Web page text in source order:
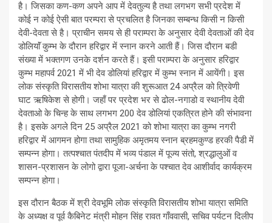
है। जिसका कण-कण अपने आप में देवतुल्य है तथा लगभग सभी प्रदेश में
कोई न कोई ऐसी बात परम्परा से प्रचलित है जिनका सम्बन्ध किसी न किसी
देवी-देवता से है। प्राचीन समय से ही पराम्परा के अनुसार देवी देवताओं की देव
डोलियाॅं कुम्भ के दौरान हरिद्वार में स्नान करने आती हैं। जिस दौरान बडी
संख्या में भक्तगण उनके दर्शन करते हैं। इसी पराम्परा के अनुसार हरिद्वार
कुम्भ महापर्व 2021 में भी देव डोलियां हरिद्वार में कुम्भ स्नान में आयेंगी। इस
लोक संस्कृति विरासतीय शोभा यात्रा की शुरूआत 24 अप्रैल को त्रिवेणी
घाट ऋषिकेश से होगी। जहाँ पर प्रदेश भर से ढोल-नगाडो व स्थानीय देवी
देवताओ के चिन्ह के साथ लगभग 200 देव डोलियां एकत्रित होने की संभावना
है। इसके अगले दिन 25 अप्रैल 2021 को शोभा यात्रा का कुम्भ नगरी
हरिद्वार में आगमन होगा तथा सामुहिक अमृतमय स्नान ब्रहमकुण्ड हरकी पैडी में
सम्पन्न होगा। तत्पश्चात पंतदीप में भव्य पंडाल में पूज्य संतो, श्रद्धालुओं व
शासन-प्रशासन के लोगो द्वारा पूजा-अर्चना के पश्चात देव आशीर्वाद कार्यक्रम
सम्पन्न होगा।
इस दौरान बैठक में श्री देवभूमि लोक संस्कृति विरासतीय शोभा यात्रा समिति
के अध्यक्ष व पूर्व कैबिनेट मंत्री मोहन सिंह रावत गाँववासी, सचिव पर्यटन दिलीप